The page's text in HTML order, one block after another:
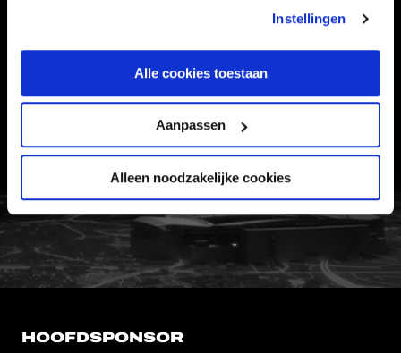
Instellingen
Alle cookies toestaan
Aanpassen
Alleen noodzakelijke cookies
CONTACT
VERTROUWENSPERSOON
FC Utrecht<br>vanuit<br>het
HOOFDSPONSOR